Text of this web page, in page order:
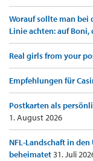
Worauf sollte man bei
Linie achten: auf Boni,
Real girls from your
Empfehlungen für
Postkarten als
1. August 2026
NFL-Landschaft in
beheimatet31. Juli